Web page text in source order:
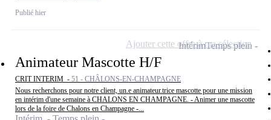
Publié hier
Animateur Mascotte H/F
CRIT INTERIM - 51 - CHÂLONS-EN-CHAMPAGNE
Nous recherchons pour notre client, un.e animateur.trice mascotte pour une mission
en intérim d'une semaine à CHALONS EN CHAMPAGNE. - Animer une mascotte
lors de la foire de Chalons en Champagne -...
IntérimTemps plein
Ajouter cette offre à ma sélection